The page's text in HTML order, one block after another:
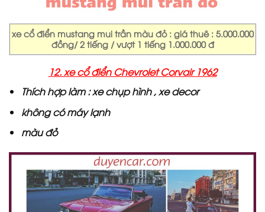
xe cổ điển mustang mui trần màu đỏ : giá thuê : 5.000.000
đồng/ 2 tiếng / vượt 1 tiếng 1.000.000 đ
12. xe cổ điển Chevrolet Corvair 1962
Thích hợp làm : xe chụp hình , xe decor
không có máy lạnh
màu đỏ